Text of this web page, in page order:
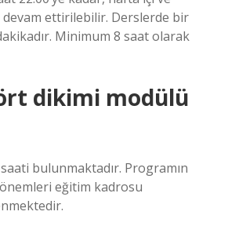
devam ettirilebilir. Derslerde bir
Minimum 8 saat olarak
dikimi modülü
bulunmaktadır. Programın
eğitim kadrosu